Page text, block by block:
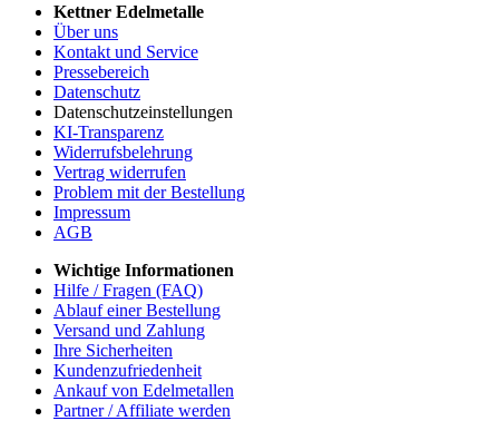
Kettner Edelmetalle
Über uns
Kontakt und Service
Pressebereich
Datenschutz
Datenschutzeinstellungen
KI-Transparenz
Widerrufsbelehrung
Vertrag widerrufen
Problem mit der Bestellung
Impressum
AGB
Wichtige Informationen
Hilfe / Fragen (FAQ)
Ablauf einer Bestellung
Versand und Zahlung
Ihre Sicherheiten
Kundenzufriedenheit
Ankauf von Edelmetallen
Partner / Affiliate werden